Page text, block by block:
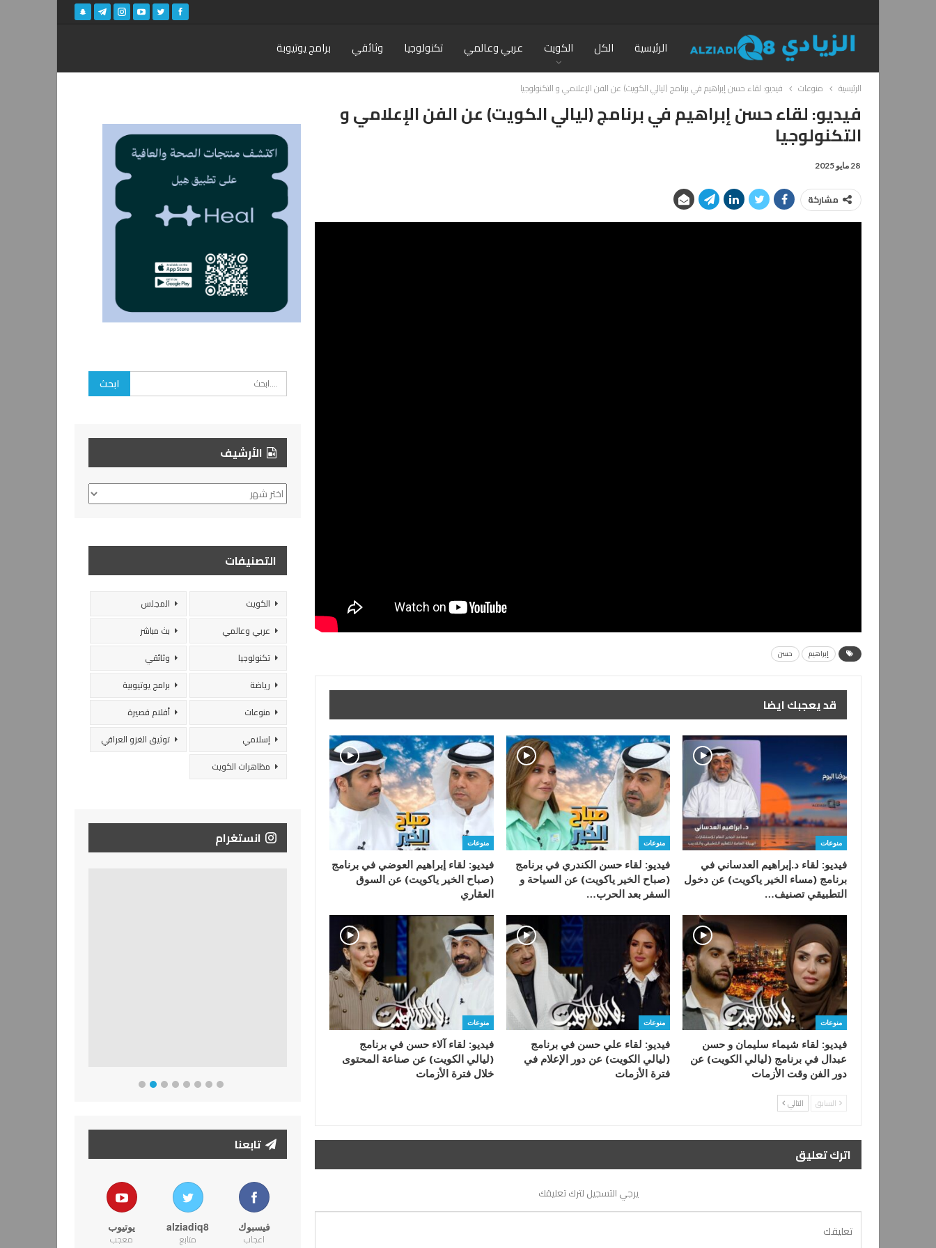
الرئيسية الكل الكويت عربي وعالمي تكنولوجيا وثائقي برامج يوتيوبة
الرئيسية منوعات فيديو: لقاء حسن إبراهيم في برنامج (ليالي الكويت) عن الفن الإعلامي و التكنولوجيا
فيديو: لقاء حسن إبراهيم في برنامج (ليالي الكويت) عن الفن الإعلامي و
التكنولوجيا
28 مايو 2025
مشاركة
إبراهيم حسن
قد يعجبك ايضا
منوعات
فيديو: لقاء د.إبراهيم العدساني في
برنامج (مساء الخير ياكويت) عن دخول
التطبيقي تصنيف…
منوعات
فيديو: لقاء حسن الكندري في برنامج
(صباح الخير ياكويت) عن السياحة و
السفر بعد الحرب…
منوعات
فيديو: لقاء إبراهيم العوضي في برنامج
(صباح الخير ياكويت) عن السوق
العقاري
منوعات
فيديو: لقاء شيماء سليمان و حسن
عبدال في برنامج (ليالي الكويت) عن
دور الفن وقت الأزمات
منوعات
فيديو: لقاء علي حسن في برنامج
(ليالي الكويت) عن دور الإعلام في
فترة الأزمات
منوعات
فيديو: لقاء آلاء حسن في برنامج
(ليالي الكويت) عن صناعة المحتوى
خلال فترة الأزمات
السابق التالي
اترك تعليق
يرجي التسجيل لترك تعليقك
الأرشيف
الأرشيف
التصنيفات
الكويت
المجلس
عربي وعالمي
بث مباشر
تكنولوجيا
وثائقي
رياضة
برامج يوتيوبية
منوعات
أفلام قصيرة
إسلامي
توثيق الغزو العراقي
مظاهرات الكويت
انستغرام
تابعنا
فيسبوك
اعجاب
alziadiq8
متابع
يوتيوب
معجب